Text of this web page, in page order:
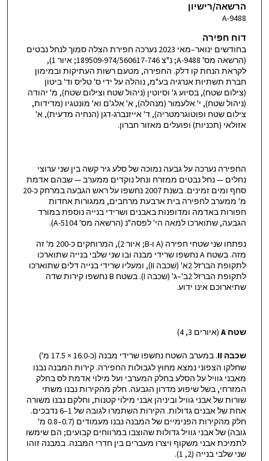
הרשאה/רישיון
A-9488
דוח חפירה
בחודשים ינואר–מאי 2023 נערכה חפירת הצלה סמוך לנחל נבטים
(הרשאה מס' 9488-A; נ"צ 189509-974/560617-746; איור 1),
לקראת הנחת קו דלק. החפירה, מטעם רשות העתיקות ובמימון
חברת תשתיות אנרגיה בע"מ, נוהלה על ידי ס' טליס וד' ביטון
(צילום שטח), בסיוע ג' וסיוטין (ניהול שטח וצילום שטח), מ' יהודה
(ניהול שטח), י' אלעמור (מנהלה), א' אלג'ם וא' מונטגיו (מדידות,
צילום שטח ופוטוגרמטריה), ד' אייזנברג-דגן (הנחיה מדעית), א'
אזולאי (תכניות) ופועלים מאזור חברון.
החפירה נערכה על גבעה נמוכה של סלע גיר קשה בין שני ערוצי
נחלים — נחל נבטים ממזרח ונחל נוקדים ממערב — שבהם אדמת
סחף ומים זמינים. בשנת 2007 נחשפו על ראש הגבעה במרחק כ-20
מ' ממערב לחפירה בית ארבעת מרחבים, ממגורות אחדות
חפורות באדמה ומדופנות באבנים ושרידי בנייה נוספת במורד
הגבעה, שתוארכו למאה הי' לפסה"נ (הרשאה מס' 5104-A).
נפתחו שני שטחי חפירה (A ו-B; איור 2), המרוחקים כ-200 מ' זה
מזה. בשטח A נחשפו שרידי מבנה ובו שני שלבי בנייה שתוארכו
לתקופת הברזל 2א' (שכבה II), ומעליו שרידי בנייה דלים שתוארכו
לתקופת הברזל 2ב'–ג' (שכבה I). בשטח B נחשפו קירות שדה
שתיארוכם אינו ידוע.
שטחA (איורים 3, 4)
שכבהII
. במערב השטח נחשפו שרידי מבנה (כ-16.0 × 17.5 מ')
שחלקו הצפוני נמצא מחוץ לגבולות החפירה. קירות המבנה נבנו
מאבני גוויל על הסלע בחלק המערבי ועל מילוי אדמת לס בחלק
המזרחי, בשל שיפוע מדרון הגבעה. חלק מהקירות נבנו משתי
שורות של אבני גוויל וביניהן אבני מילוי קטנות, וחלקם נבנו משורה
אחת של אבנים גדולות. הקירות השתמרו לגובה של 1–6 נדבכים.
חלק מהקירות הפנימיים של המבנה נבנו מעמודים (0.7–0.8 מ'
גובה) של אבני גוויל גדולות שהוצבו במרווחים קבועים; הם שימשו
לתמיכת אבני משקוף ויצרו מעברים בין חדרי המבנה. במבנה זוהו
שני שלבי בנייה (2, 1).